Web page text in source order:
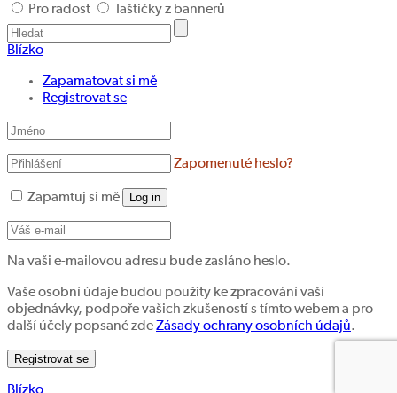
Pro radost
Taštičky z bannerů
Blízko
Zapamatovat si mě
Registrovat se
Zapomenuté heslo?
Zapamtuj si mě Log in
Na vaši e-mailovou adresu bude zasláno heslo.
Vaše osobní údaje budou použity ke zpracování vaší
objednávky, podpoře vašich zkušeností s tímto webem a pro
další účely popsané zdeZásady ochrany osobních údajů.
Registrovat se